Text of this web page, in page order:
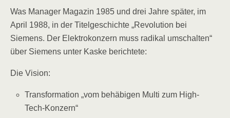
Was Manager Magazin 1985 und drei Jahre später, im
April 1988, in der Titelgeschichte „Revolution bei
Siemens. Der Elektrokonzern muss radikal umschalten“
über Siemens unter Kaske berichtete:
Die Vision:
Transformation „vom behäbigen Multi zum High-
Tech-Konzern“